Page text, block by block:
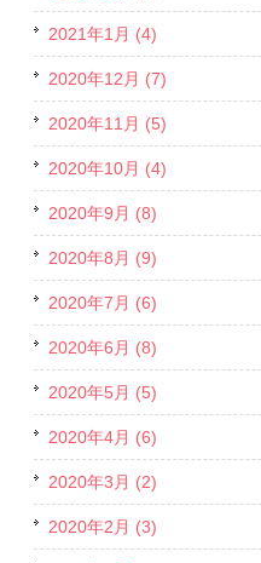
2021年1月 (4)
2020年12月 (7)
2020年11月 (5)
2020年10月 (4)
2020年9月 (8)
2020年8月 (9)
2020年7月 (6)
2020年6月 (8)
2020年5月 (5)
2020年4月 (6)
2020年3月 (2)
2020年2月 (3)